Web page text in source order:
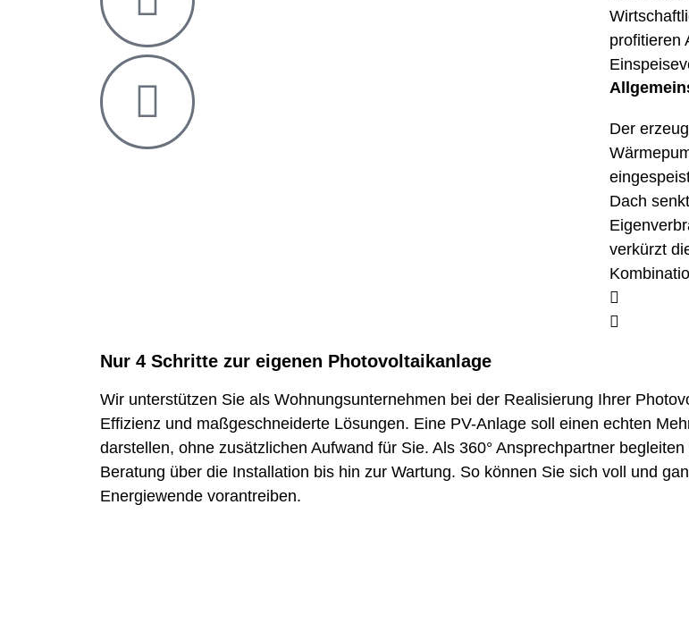
profitieren
Der
Dach
verkürzt
Nur 4 Schritte zur eigenen Photovoltaikanlage
Wir unterstützen Sie als Wohnungsunternehmen bei der Realisierung Ihrer
Effizienz und maßgeschneiderte Lösungen. Eine PV-Anlage soll einen echten
darstellen, ohne zusätzlichen Aufwand für Sie. Als 360° Ansprechpartner
Beratung über die Installation bis hin zur Wartung. So können Sie sich voll und
Energiewende vorantreiben.